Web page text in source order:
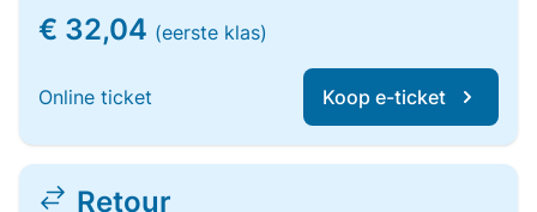
€ 32,04 (eerste klas)
Online ticket Koop e-ticket
Retour